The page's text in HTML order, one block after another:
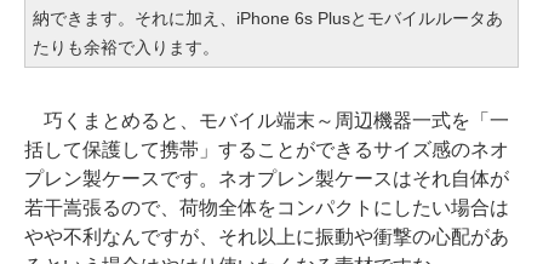
納できます。それに加え、iPhone 6s Plusとモバイルルータあ
たりも余裕で入ります。
巧くまとめると、モバイル端末～周辺機器一式を「一
括して保護して携帯」することができるサイズ感のネオ
プレン製ケースです。ネオプレン製ケースはそれ自体が
若干嵩張るので、荷物全体をコンパクトにしたい場合は
やや不利なんですが、それ以上に振動や衝撃の心配があ